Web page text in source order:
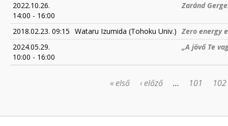
2022.10.26.
14:00 - 16:00
Zaránd
2018.02.23. 09:15 Wataru Izumida (Tohoku Univ.) Zero energy
2024.05.29.
10:00 - 16:00
„A jövő Te
« első ‹ előző … 101 102